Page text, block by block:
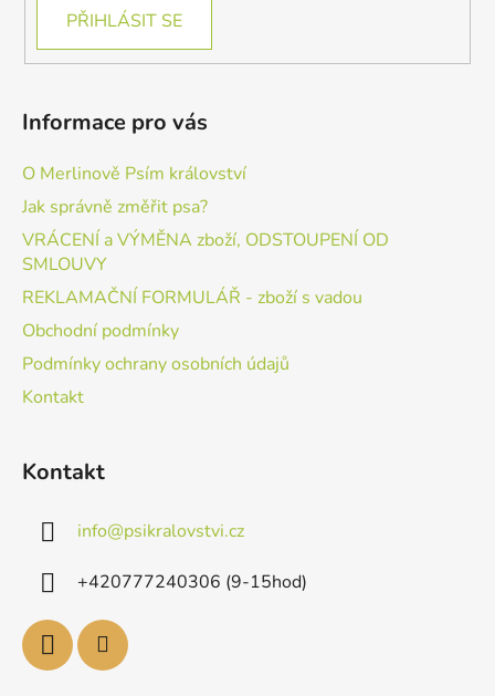
PŘIHLÁSIT SE
Informace pro vás
O Merlinově Psím království
Jak správně změřit psa?
VRÁCENÍ a VÝMĚNA zboží, ODSTOUPENÍ OD
SMLOUVY
REKLAMAČNÍ FORMULÁŘ - zboží s vadou
Obchodní podmínky
Podmínky ochrany osobních údajů
Kontakt
Kontakt
info@psikralovstvi.cz
+420777240306 (9-15hod)